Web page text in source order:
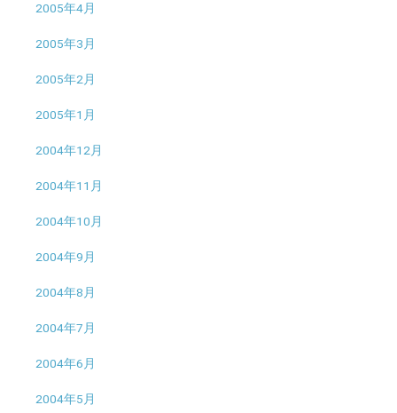
2005年4月
2005年3月
2005年2月
2005年1月
2004年12月
2004年11月
2004年10月
2004年9月
2004年8月
2004年7月
2004年6月
2004年5月